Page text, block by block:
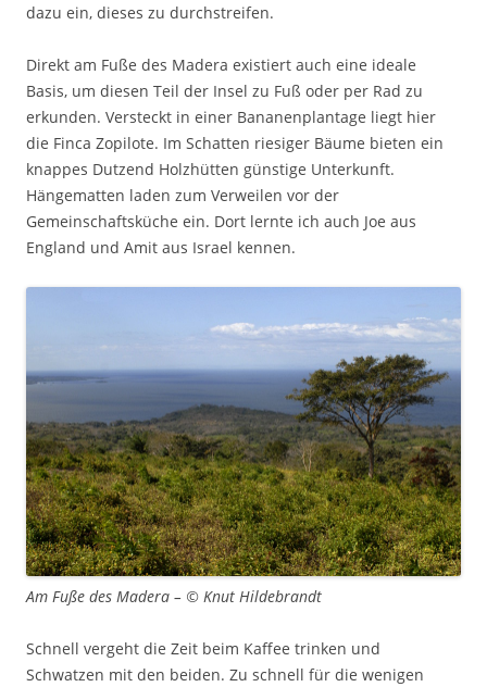
dazu ein, dieses zu durchstreifen.
Direkt am Fuße des Madera existiert auch eine ideale
Basis, um diesen Teil der Insel zu Fuß oder per Rad zu
erkunden. Versteckt in einer Bananenplantage liegt hier
die Finca Zopilote. Im Schatten riesiger Bäume bieten ein
knappes Dutzend Holzhütten günstige Unterkunft.
Hängematten laden zum Verweilen vor der
Gemeinschaftsküche ein. Dort lernte ich auch Joe aus
England und Amit aus Israel kennen.
Am Fuße des Madera – © Knut Hildebrandt
Schnell vergeht die Zeit beim Kaffee trinken und
Schwatzen mit den beiden. Zu schnell für die wenigen